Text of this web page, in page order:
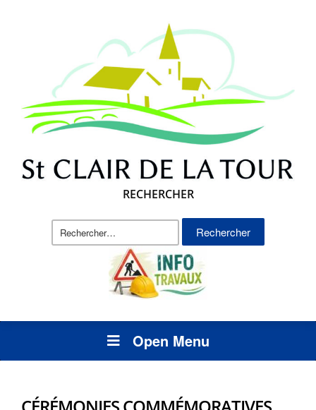
RECHERCHER
Rechercher :
Open Menu